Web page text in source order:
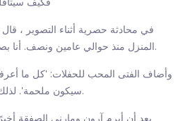
في محادثة حصرية أثناء التصوير ،
المنزل منذ حوالي عامين ونصف. أنا بصراحة لا أعرف كيف سأتصرف.
وأضاف الفتى المحب للحفلات: 'كل ما
سيكون ملحمة'. لذلك في الأساس ، احترس الفتات.